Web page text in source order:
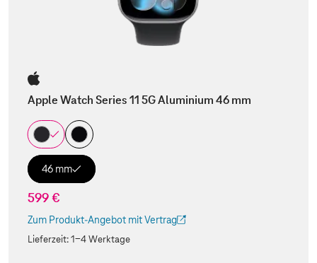
Apple Watch Series 11 5G Aluminium 46 mm
46 mm
599 €
Zum Produkt-Angebot mit Vertrag
(Der Link wird in einem neuen Tab geöffnet)
Lieferzeit:1-4 Werktage